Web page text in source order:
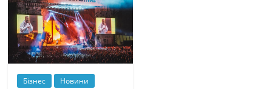
Бізнес Новини